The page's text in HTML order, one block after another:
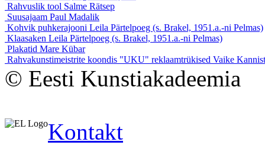
Rahvuslik tool Salme Rätsep
Suusajaam Paul Madalik
Kohvik puhkerajooni Leila Pärtelpoeg (s. Brakel, 1951.a.-ni Pelmas)
Klaasaken Leila Pärtelpoeg (s. Brakel, 1951.a.-ni Pelmas)
Plakatid Mare Kübar
Rahvakunstimeistrite koondis "UKU" reklaamtrükised Vaike
© Eesti Kunstiakadeemia
Kontakt